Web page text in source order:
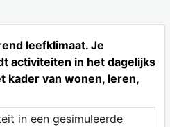
leefklimaat. Je
activiteiten in het dagelijks
kader van wonen, leren,
in een gesimuleerde